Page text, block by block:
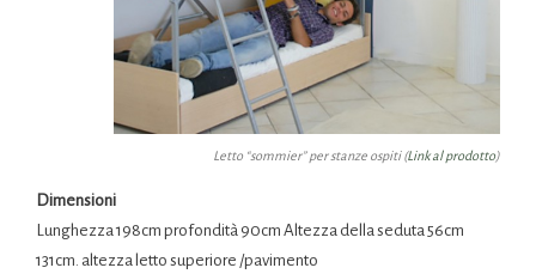
Letto “sommier” per stanze ospiti (Link al prodotto)
Dimensioni
Lunghezza 198cm profondità 90cm Altezza della seduta 56cm
131cm. altezza letto superiore /pavimento